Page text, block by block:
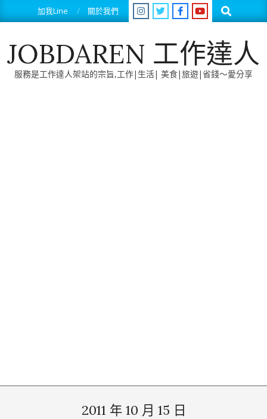
to
加我Line 關於我們 Search
JOBDAREN 工作達人
服務是工作達人架站的宗旨,工作|生活| 美食|旅遊|省錢～愛分享
2011 年 10 月 15 日